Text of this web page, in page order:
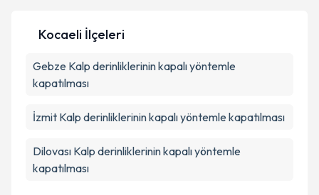
Metni'ni okudum ve kişisel verilerimin belirtilen
kapsamda işlenmesini kabul ediyorum.
Takvim Talebini Gönder
Kocaeli İlçeleri
Gebze Kalp derinliklerinin kapalı yöntemle
kapatılması
İzmit Kalp derinliklerinin kapalı yöntemle kapatılması
Dilovası Kalp derinliklerinin kapalı yöntemle
kapatılması